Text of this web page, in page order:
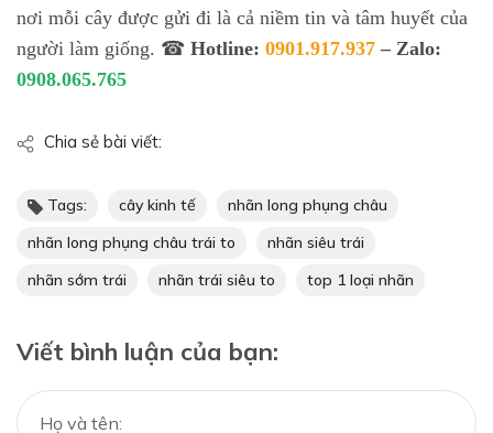
nơi mỗi cây được gửi đi là cả niềm tin và tâm huyết của
người làm giống. ☎ Hotline: 0901.917.937 – Zalo:
0908.065.765
Chia sẻ bài viết:
Tags: cây kinh tế
nhãn long phụng châu
nhãn long phụng châu trái to
nhãn siêu trái
nhãn sớm trái
nhãn trái siêu to top 1 loại nhãn
Viết bình luận của bạn: